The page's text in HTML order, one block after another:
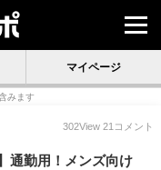
マイページ
みます
302View 21 コメント
通勤用！メンズ向け